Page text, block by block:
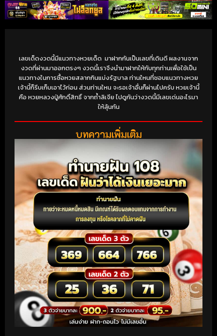
เลขเด็ดงวดนี้มีแนวทางหวยเด็ด มาฝากกันเป็นเลขที่เดินดี ผลงานจาก
งวดที่ผ่านมาออกตรงๆ งวดนี้เราจึงนำมาฝากให้กับทุกท่านเพื่อใช้เป็น
แนวทางในการซื้อหวยสลากกินแบ่งรัฐบาล ท่านใหนที่ชอบแนวทางหวย
เจ้านี้ก็รีบเก็บเอาไว้ก่อน ส่วนท่านใหน จะรอเจ้าอื่นก็ผ่านไปครับ หวยเจ้านี้
คือ หวยหลวงปู่ศักดิ์สิทธิ์ จากถ้ำลิเจีย ไปดูกันว่างวดนี้มีเลขเด่นอะไรมา
ให้ลุ้นกัน
บทความเพิ่มเติม